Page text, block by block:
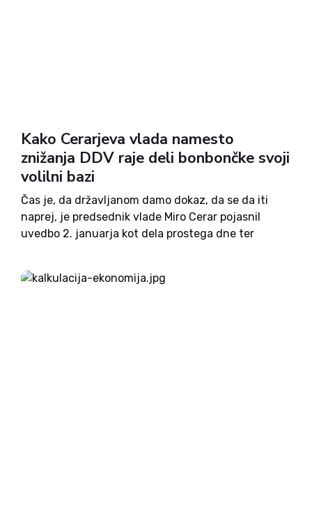
Kako Cerarjeva vlada namesto
znižanja DDV raje deli bonbončke svoji
volilni bazi
Čas je, da državljanom damo dokaz, da se da iti
naprej, je predsednik vlade Miro Cerar pojasnil
uvedbo 2. januarja kot dela prostega dne ter
pokazatelji izboljšanja razmer. A slednje ni veljalo
za...